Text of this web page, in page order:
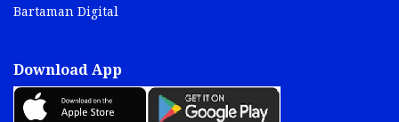
Bartaman Digital
Download App